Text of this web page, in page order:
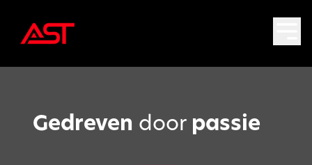
Gedreven door passie